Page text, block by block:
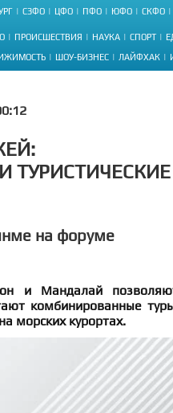
СЗФО ЦФО ПФО ЮФО СКФО
ПРОИСШЕСТВИЯ НАУКА СПОРТ
ШОУ-БИЗНЕС ЛАЙФХАК
ТУРИСТИЧЕСКИЕ
на форуме
и Мандалай
комбинированные
морских курортах.